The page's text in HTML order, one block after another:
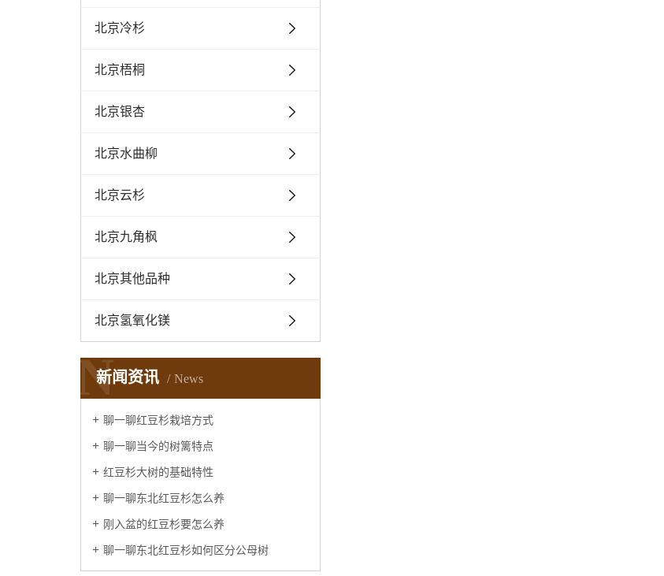
北京冷杉
北京梧桐
北京银杏
北京水曲柳
北京云杉
北京九角枫
北京其他品种
北京氢氧化镁
新闻资讯 News
N
聊一聊红豆杉栽培方式
聊一聊当今的树篱特点
红豆杉大树的基础特性
聊一聊东北红豆杉怎么养
刚入盆的红豆杉要怎么养
聊一聊东北红豆杉如何区分公母树